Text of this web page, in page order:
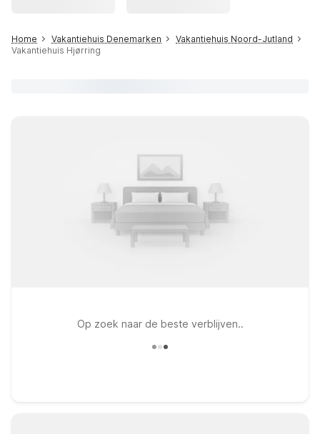
Home Vakantiehuis Denemarken
Vakantiehuis Noord-Jutland
Vakantiehuis Hjørring
Op zoek naar de beste verblijven..